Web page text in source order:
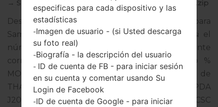
→ SM-J200GU_1_20180206094814_ttkc2p18tq_fac.zip
Descargue la última actualización de firmware para
Samsung Galaxy J2, pero no olvide verificar si el
número de modelo de su teléfono inteligente
corresponde al número de modelo indicado %
MODEL%. El código del firmware es MYM de
THAILAND. El producto viene con la versión PDA
J200GUDXU3AQL1 y la versión CSC
especificas para cada dispositivo y las
estadísticas
-Imagen de usuario - (si Usted descarga
su foto real)
-Biografía - la descripción del usuario
- ID de cuenta de FB - para iniciar sesión
en su cuenta y comentar usando Su
Login de Facebook
-ID de cuenta de Google - para iniciar